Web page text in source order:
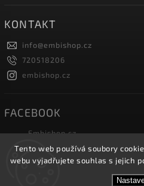
Tento web používá soubory
webu vyjadřujete souhlas s jejich
KONTAKT
info@embishop.cz
720518206
embishop.cz
FACEBOOK
Embishop.cz
Embishop.cz.